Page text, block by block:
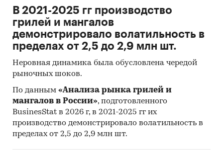
В 2021-2025 гг производство
грилей и мангалов
демонстрировало волатильность в
пределах от 2,5 до 2,9 млн шт.
Неровная динамика была обусловлена чередой
рыночных шоков.
По данным «Анализа рынка грилей и
мангалов в России», подготовленного
BusinesStat в 2026 г, в 2021-2025 гг их
производство демонстрировало волатильность в
пределах от 2,5 до 2,9 млн шт.